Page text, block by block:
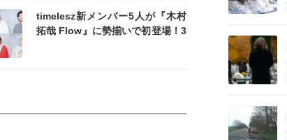
timelesz新メンバー5人が『木村
拓哉 Flow』に勢揃いで初登場！3記事を読む